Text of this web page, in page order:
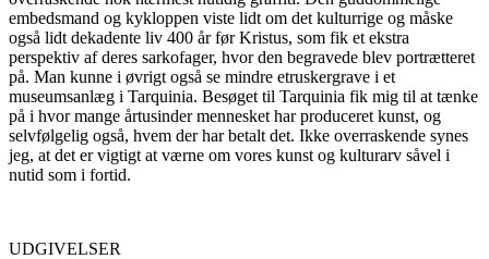
embedsmand og kykloppen viste lidt om det kulturrige og måske
også lidt dekadente liv 400 år før Kristus, som fik et ekstra
perspektiv af deres sarkofager, hvor den begravede blev portrætteret
på. Man kunne i øvrigt også se mindre etruskergrave i et
museumsanlæg i Tarquinia. Besøget til Tarquinia fik mig til at tænke
på i hvor mange årtusinder mennesket har produceret kunst, og
selvfølgelig også, hvem der har betalt det. Ikke overraskende synes
jeg, at det er vigtigt at værne om vores kunst og kulturarv såvel i
nutid som i fortid.
UDGIVELSER